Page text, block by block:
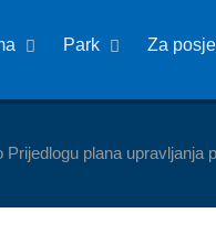
Park Za
plana